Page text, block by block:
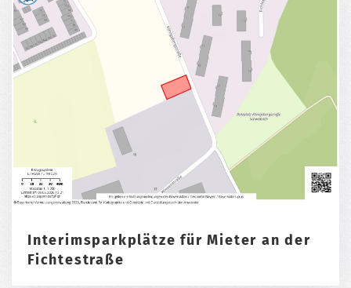
Interimsparkplätze für Mieter an der
Fichtestraße